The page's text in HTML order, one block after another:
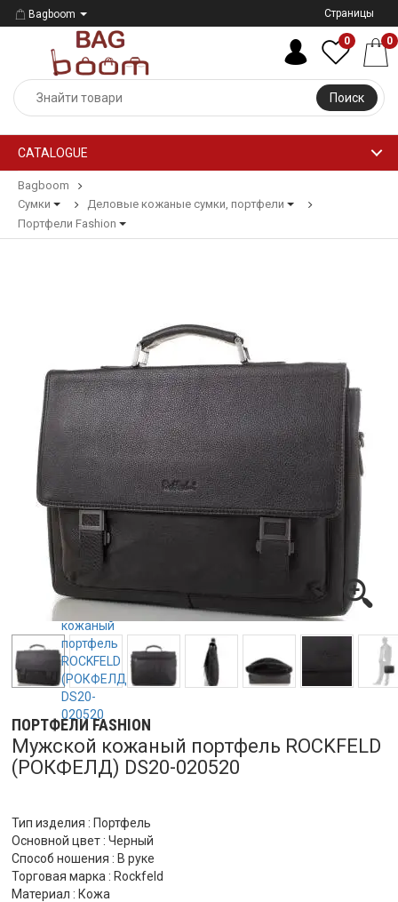
Bagboom Страницы
Поиск
0 0
CATALOGUE
Bagboom
Сумки
Деловые кожаные сумки, портфели
Портфели Fashion
ПОРТФЕЛИ FASHION
Мужской кожаный портфель ROCKFELD
(РОКФЕЛД) DS20-020520
Тип изделия : Портфель
Основной цвет : Черный
Способ ношения : В руке
Торговая марка : Rockfeld
Материал : Кожа